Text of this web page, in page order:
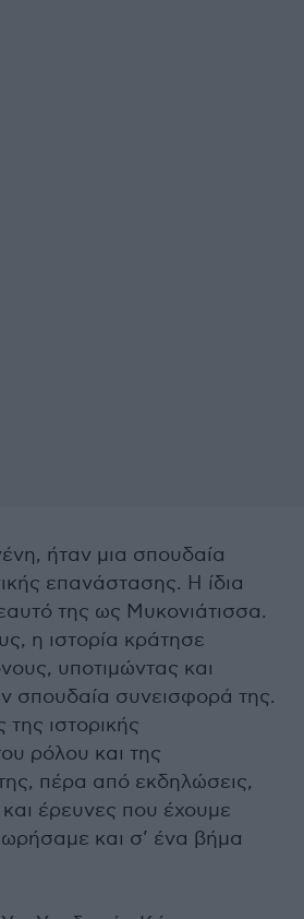
ήταν μια σπουδαία
επανάστασης. Η ίδια
της ως Μυκονιάτισσα.
η ιστορία κράτησε
υποτιμώντας και
σπουδαία συνεισφορά της.
της ιστορικής
ρόλου και της
πέρα από εκδηλώσεις,
και έρευνες που έχουμε
και σ’ ένα βήμα